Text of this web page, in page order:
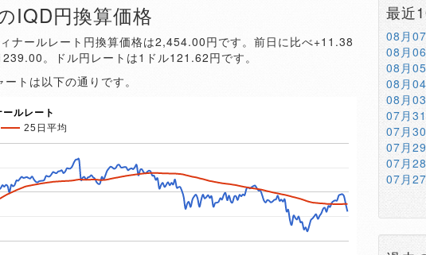
IQD円換算価格
ナールレート円換算価格は2,454.00円です。前日に比べ+11.38
。ドル円レートは1ドル121.62円です。
トは以下の通りです。
ルレート
25日平均
最近
08月
08月
08月
08月
08月
07月
07月
07月
07月
07月